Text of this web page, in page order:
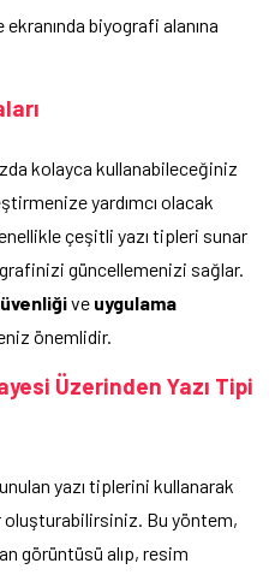
biyografi alanına
kolayca kullanabileceğiniz
yardımcı olacak
çeşitli yazı tipleri sunar
güncellemenizi sağlar.
ve uygulama
önemlidir.
Üzerinden Yazı Tipi
yazı tiplerini kullanarak
oluşturabilirsiniz. Bu yöntem,
görüntüsü alıp, resim